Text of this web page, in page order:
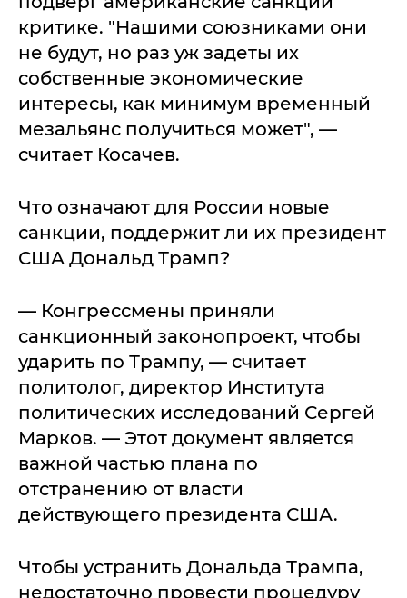
критике. "Нашими союзниками они
не будут, но раз уж задеты их
собственные экономические
интересы, как минимум временный
мезальянс получиться может", —
считает Косачев.
Что означают для России новые
санкции, поддержит ли их президент
США Дональд Трамп?
— Конгрессмены приняли
санкционный законопроект, чтобы
ударить по Трампу, — считает
политолог, директор Института
политических исследований Сергей
Марков. — Этот документ является
важной частью плана по
отстранению от власти
действующего президента США.
Чтобы устранить Дональда Трампа,
недостаточно провести процедуру